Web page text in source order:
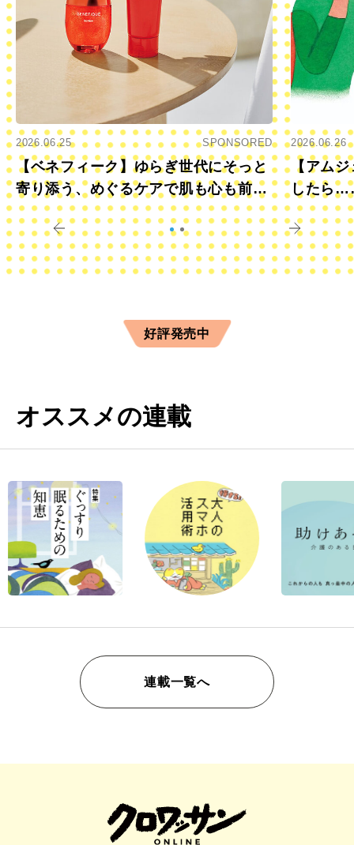
2026.06.25 SPONSORED
【ベネフィーク】ゆらぎ世代にそっと
寄り添う、めぐるケアで肌も心も前向
きに
2026.06.26
【アムジ
したら
すか？
好評発売中
オススメの連載
連載一覧へ